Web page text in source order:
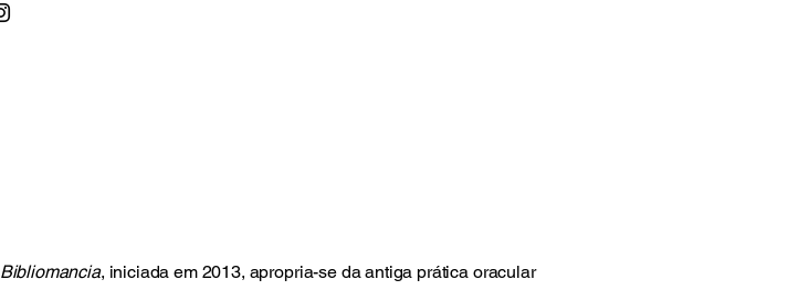
Bibliomancia, iniciada em 2013, apropria-se da antiga prática oracular